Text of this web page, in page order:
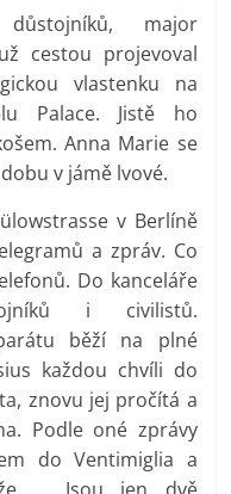
major
cestou projevoval
vlastenku na
Palace. Jistě ho
Anna Marie se
v jámě lvové.
v Berlíně
a zpráv. Co
Do kanceláře
i civilistů.
běží na plné
každou chvíli do
znovu jej pročítá a
Podle oné zprávy
do Ventimiglia a